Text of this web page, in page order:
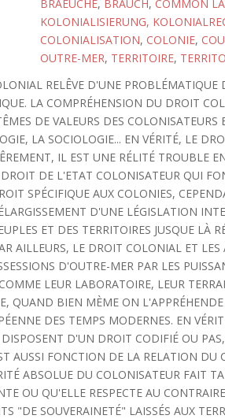
BRAEUCHE, BRAUCH, COMMON
KOLONIALISIERUNG,
COLONIALISATION, COLONIE,
OUTRE-MER, TERRITOIRE,
RELÊVE D'UNE
LA COMPRÉHENSION DU DROIT
DE VALEURS DES
LA SOCIOLOGIE... EN VÉRITÉ, LE
IL EST UNE RÉLITÉ TROUBLE
DE L'ETAT COLONISATEUR QUI
SPÉCIFIQUE AUX COLONIES,
D'UNE LÉGISLATION
ET DES TERRITOIRES JUSQUE LÀ
AILLEURS, LE DROIT COLONIAL ET
D'OUTRE-MER PAR LES
LEUR LABORATOIRE, LEUR
QUAND BIEN MÈME ON
DES TEMPS MODERNES. EN
DISPOSENT D'UN DROIT CODIFIÉ OU
AUSSI FONCTION DE LA RELATION DU
ABSOLUE DU COLONISATEUR FAIT
OU QU'ELLE RESPECTE AU
"DE SOUVERAINETÉ" LAISSÉS AUX